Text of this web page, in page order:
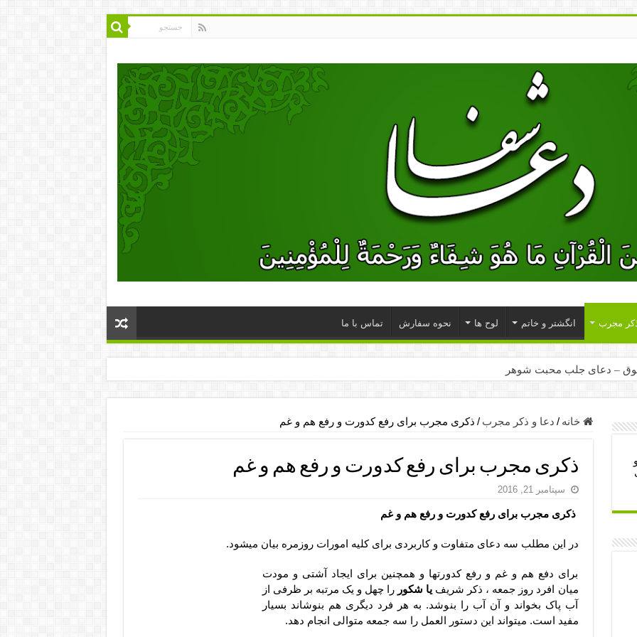
مجرب انگشتر و خاتم لوح ها نحوه سفارش تماس با ما
– دعای جلب محبت شوهر
– دعای یا من اظهر الجمیل برای حاجت
آن ها – ذکر مخصوص مستجاب الدعوه شدن
– دعای ترس و بی خوابی کودکان
دعای رفع مشکلات و طلب حاجت
– آیه‌ جلب ثروت و برکت مال
چشم زخم – دعای چشم زخم ماشاالله
روز – دعای ثروت حضرت سلیمان
خانه / دعا و ذکر مجرب / ذکری مجرب برای رفع کدورت و رفع هم و غم
ذکری مجرب برای رفع کدورت و رفع هم و غم
سپتامبر 21, 2016
ذکری مجرب برای رفع کدورت و رفع هم و غم
در این مطلب سه دعای متفاوت و کاربردی برای کلیه امورات روزمره بیان میشود.
برای دفع هم و غم و رفع کدورتها و همچنین برای ایجاد آشتی و مودت
میان افرد روز جمعه ، ذکر شریف یا شکور را چهل و یک مرتبه بر ظرفی از
آب پاک بخواند و آن آب را بنوشد. به هر فرد دیگری هم بنوشاند بسیار
مفید است. میتواند این دستور العمل را سه جمعه متوالی انجام دهد.